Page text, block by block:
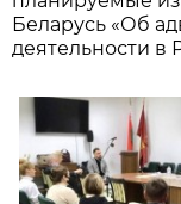
Беларусь «Об
деятельности в